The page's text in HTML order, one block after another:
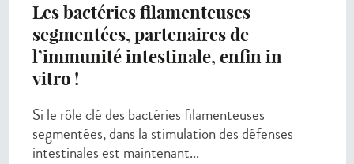
Les bactéries filamenteuses
segmentées, partenaires de
l’immunité intestinale, enfin in
vitro !
Si le rôle clé des bactéries filamenteuses
segmentées, dans la stimulation des défenses
intestinales est maintenant...